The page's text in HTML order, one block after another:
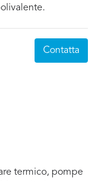
termico, pompe
Contatta